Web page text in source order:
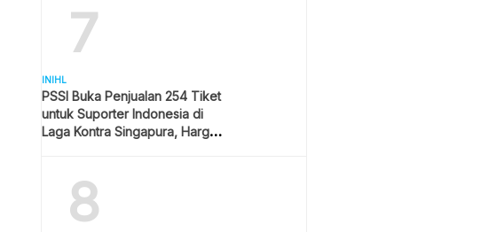
7
INIHL
PSSI Buka Penjualan 254 Tiket
untuk Suporter Indonesia di
Laga Kontra Singapura, Harga
8